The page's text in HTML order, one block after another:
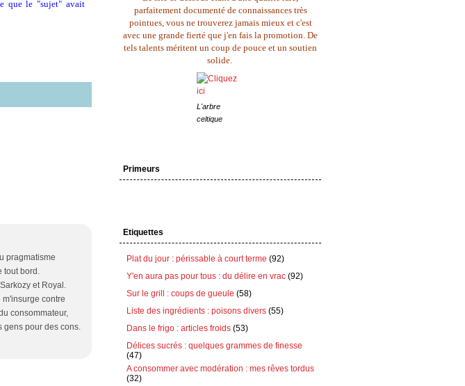
que le "sujet" avait
pragmatisme
tout bord.
et Royal.
m'insurge contre
consommateur,
gens pour des cons.
parfaitement documenté de connaissances très
pointues, vous ne trouverez jamais mieux et c'est
avec une grande fierté que j'en fais la promotion. De
tels talents méritent un coup de pouce et un soutien
solide.
L'arbre
celtique
Primeurs
Etiquettes
Plat du jour : périssable à court terme (92)
Y'en aura pas pour tous : du délire en vrac (92)
Sur le grill : coups de gueule (58)
Liste des ingrédients : poisons divers (55)
Dans le frigo : articles froids (53)
Délices sucrés : quelques grammes de finesse
(47)
A consommer avec modération : mes rêves tordus
(32)